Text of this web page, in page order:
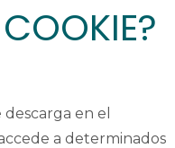
en el
a determinados